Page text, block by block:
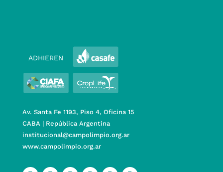
ADHIEREN
Av. Santa Fe 1193, Piso 4, Oficina 15
CABA | República Argentina
institucional@campolimpio.org.ar
www.campolimpio.org.ar